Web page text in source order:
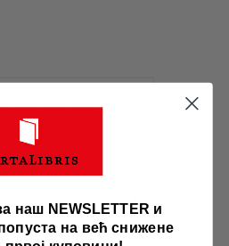
ваш
наш NEWSLETTER и
на већ снижене